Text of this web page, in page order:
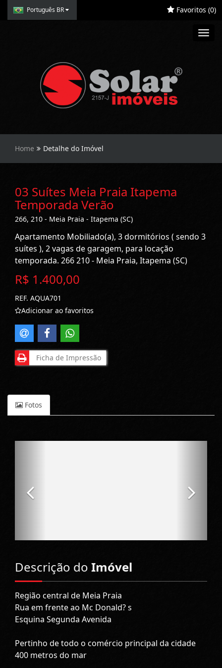
Português BR Favoritos (0)
Home Detalhe do Imóvel
03 Suítes Meia Praia Itapema
Temporada Verão
266, 210 - Meia Praia - Itapema (SC)
Apartamento Mobiliado(a), 3 dormitórios ( sendo 3
suítes ), 2 vagas de garagem, para locação
temporada. 266 210 - Meia Praia, Itapema (SC)
R$ 1.400,00
REF. AQUA701
Adicionar ao favoritos
Ficha de Impressão
Fotos
Descrição do Imóvel
Região central de Meia Praia
Rua em frente ao Mc Donald? s
Esquina Segunda Avenida
Pertinho de todo o comércio principal da cidade
400 metros do mar